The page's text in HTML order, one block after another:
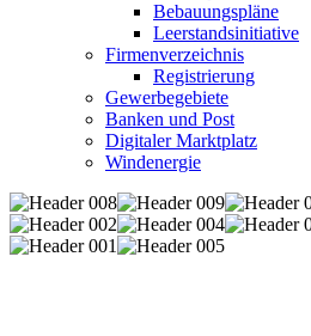
Bebauungspläne
Leerstandsinitiative
Firmenverzeichnis
Registrierung
Gewerbegebiete
Banken und Post
Digitaler Marktplatz
Windenergie